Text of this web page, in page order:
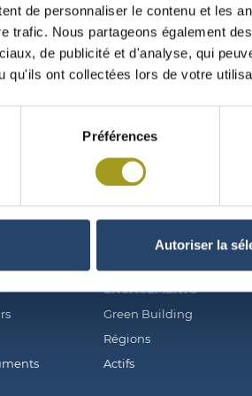
de personnaliser le contenu et les
trafic. Nous partageons également
de publicité et d'analyse, qui
qu'ils ont collectées lors de votre
Préférences
Autoriser la
ENGAGEMENTS
Green Building
Régions
Actifs